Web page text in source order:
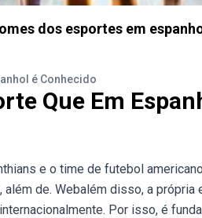
dos esportes em
é Conhecido
Que Em
e o time de futebol
de. Webalém disso, a própria
Por isso, é